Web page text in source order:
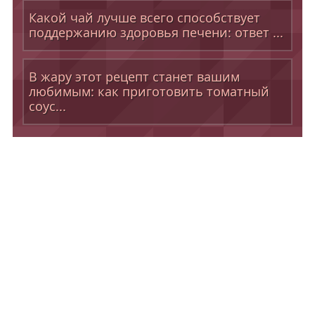
Какой чай лучше всего способствует
поддержанию здоровья печени: ответ ...
В жару этот рецепт станет вашим
любимым: как приготовить томатный
соус...